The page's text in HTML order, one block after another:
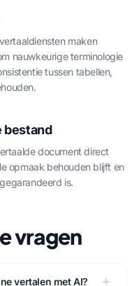
maken
nauwkeurige terminologie
tussen tabellen,
bestand
document direct
opmaak behouden blijft en
is.
vragen
vertalen met AI?